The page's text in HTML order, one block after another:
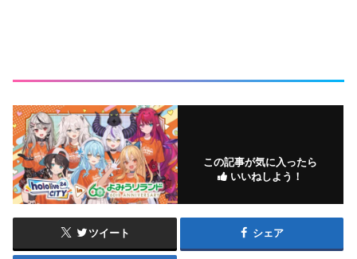
この記事が気に入ったら
いいねしよう！
ツイート シェア